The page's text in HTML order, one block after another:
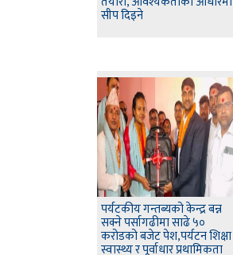
सीप दिइने
पर्यटकीय गन्तब्यको केन्द्र बन्न
सक्ने पर्सागढीमा साढे ५०
करोडको बजेट पेश,पर्यटन शिक्षा
स्वास्थ्य र पूर्वाधार प्रथामिकता